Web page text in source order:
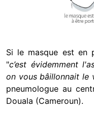
Si le masque est en
"c’est évidemment
on vous bâillonnait le
pneumologue au
Douala (Cameroun).